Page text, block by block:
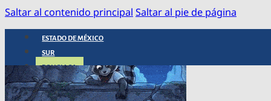
Saltar al contenido principal Saltar al pie de página
ESTADO DE MÉXICO
SUR
POLICIACA
NACIONAL
INTERNACIONAL